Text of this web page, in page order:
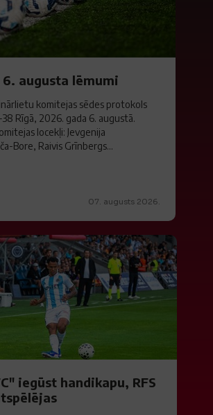
6. augusta lēmumi
komitejas sēdes protokols
Rīgā, 2026. gada 6. augustā.
locekļi: Jevgenija
Bore, Raivis Grīnbergs...
07. augusts 2026.
iegūst handikapu, RFS